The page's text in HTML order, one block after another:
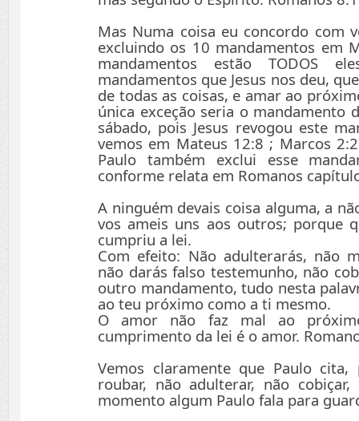
Mas Numa coisa eu concordo com
excluindo os 10 mandamentos em
mandamentos estão TODOS
mandamentos que Jesus nos deu,
de todas as coisas, e amar ao
única exceção seria o mandamento
sábado, pois Jesus revogou este
vemos em Mateus 12:8 ; Marcos
Paulo também exclui esse
conforme relata em Romanos
A ninguém devais coisa alguma, a
vos ameis uns aos outros; porque
cumpriu a lei.
Com efeito: Não adulterarás, não
não darás falso testemunho, não
outro mandamento, tudo nesta
ao teu próximo como a ti mesmo.
O amor não faz mal ao
cumprimento da lei é o amor.
Vemos claramente que Paulo
roubar, não adulterar, não
momento algum Paulo fala para